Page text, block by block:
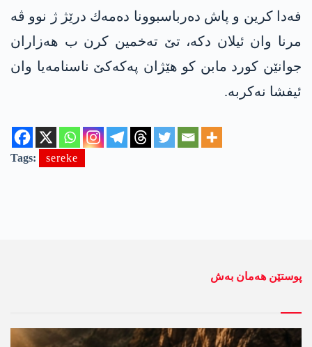
فه‌دا كرین و پاش ده‌رباسبوونا ده‌مه‌ك درێژ ژ نوو ڤه‌
مرنا وان ئیلان دكه‌، تێ ته‌خمین كرن ب هه‌زاران
جوانێن كورد مابن كو هێژان په‌كه‌كێ ناسنامه‌یا وان
ئیفشا نه‌كربه‌.
Tags: sereke
پوستێن ھەمان بەش